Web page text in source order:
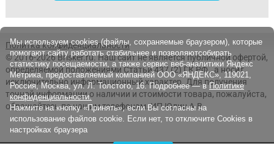
Политка конфиденциальности
© 2016-2026 Brisker.ru.Наш сайт не является публичной офертой,
определяемой положениями Статьи 437 (2) ГК РФ., а носит
исключительно информационный характер. Для получения
точной информации о наличии и стоимости товара, пожалуйста,
обращайтесь по нашим телефонам. ИП Юдин А.В.
Мы используем cookies (файлы, сохраняемые браузером), которые
помогают сайту работать стабильнее и позволяютсобирать
статистику посещаемости, а также сервис веб-аналитики Яндекс
Метрика, предоставляемый компанией ООО «ЯНДЕКС», 119021,
Россия, Москва, ул. Л. Толстого, 16. Подробнее — в Политике
конфиденциальности.
Нажмите на кнопку «Принять», если Вы согласны на
использование файлов cookie. Если нет, то отключите Cookies в
настройках браузера